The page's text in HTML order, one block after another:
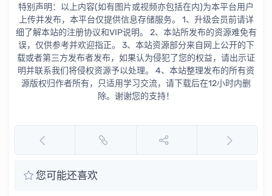
特别声明：以上内容(如有图片或视频亦包括在内)为本平台用户
上传并发布，本平台仅提供信息存储服务。 1、升级会员前请详
细了解本站的注册协议和VIP说明。 2、本站所发布的资源难免有
误，仅供参考并欢迎指正。 3、本站资源部分来自网上公开的下
载或者第三方发布者发布，如果认为侵犯了您的权益，请出示证
明并联系我们将侵权资源予以处理。 4、本站整理发布的所有资
源版权归作者所有，只适用学习交流，请下载后在12小时内删
除。谢谢您的支持！
您可能还喜欢